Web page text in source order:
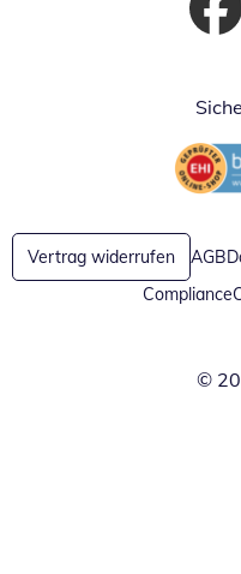
Öffnet
Vertrag widerrufen AGB
Compliance
©